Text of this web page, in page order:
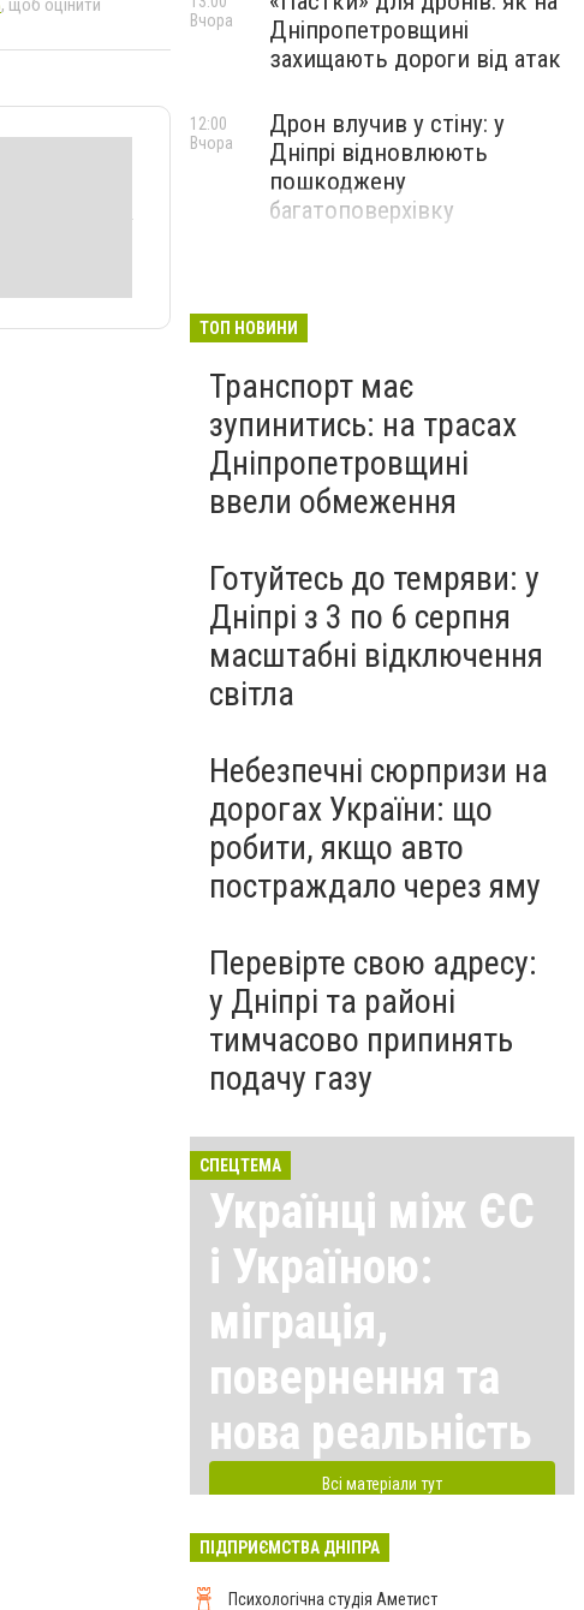
, щоб оцінити
Дніпропетровщині
захищають дороги від атак
Вчора
Дрон влучив у стіну: у
Дніпрі відновлюють
пошкоджену
багатоповерхівку
12:00
Вчора
ТОП НОВИНИ
Транспорт має
зупинитись: на трасах
Дніпропетровщині
ввели обмеження
Готуйтесь до темряви: у
Дніпрі з 3 по 6 серпня
масштабні відключення
світла
Небезпечні сюрпризи на
дорогах України: що
робити, якщо авто
постраждало через яму
Перевірте свою адресу:
у Дніпрі та районі
тимчасово припинять
подачу газу
СПЕЦТЕМА
Українці між ЄС
і Україною:
міграція,
повернення та
нова реальність
Всі матеріали тут
ПІДПРИЄМСТВА ДНІПРА
Психологічна студія Аметист